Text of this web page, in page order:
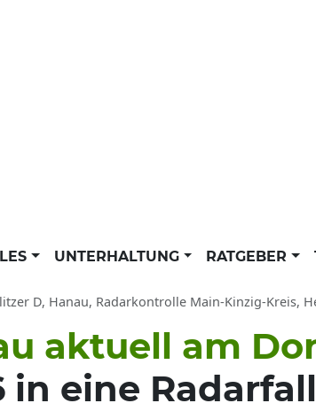
UNTERHALTUNG RATGEBER
D, Hanau, Radarkontrolle Main-Kinzig-Kreis,
aktuell am
in eine